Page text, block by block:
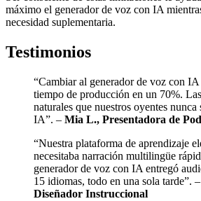
máximo el generador de voz con IA
necesidad suplementaria.
Testimonios
“Cambiar al generador de voz con
tiempo de producción en un 70%.
naturales que nuestros oyentes nunca
IA”. – Mia L., Presentadora de
“Nuestra plataforma de aprendizaje
necesitaba narración multilingüe
generador de voz con IA entregó
15 idiomas, todo en una sola tarde”. –
Diseñador Instruccional